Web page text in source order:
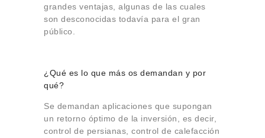
grandes ventajas, algunas de las cuales
son desconocidas todavía para el gran
público.
¿Qué es lo que más os demandan y por
qué?
Se demandan aplicaciones que supongan
un retorno óptimo de la inversión, es decir,
control de persianas, control de calefacción